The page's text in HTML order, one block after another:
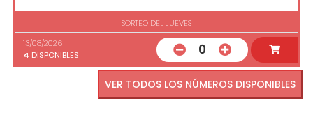
SORTEO DEL JUEVES
13/08/2026
4 DISPONIBLES 0
VER TODOS LOS NÚMEROS DISPONIBLES